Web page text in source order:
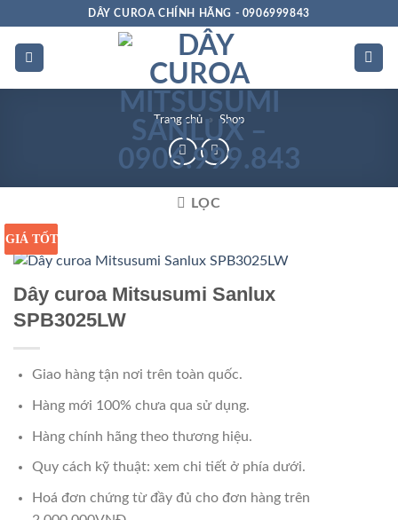
dung
DÂY CUROA CHÍNH HÃNG - 0906999843
Trang chủ » Shop
LỌC
GIÁ SỈ
GIÁ TỐT
Dây curoa Mitsusumi Sanlux
SPB3025LW
Giao hàng tận nơi trên toàn quốc.
Hàng mới 100% chưa qua sử dụng.
Hàng chính hãng theo thương hiệu.
Quy cách kỹ thuật: xem chi tiết ở phía dưới.
Hoá đơn chứng từ đầy đủ cho đơn hàng trên